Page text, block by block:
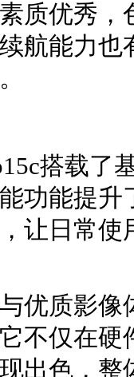
质优秀
航能力
搭载了
功能提
让日常使
质影像
不仅在
出色，整